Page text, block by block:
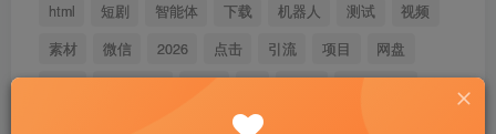
html 短剧 智能体 下载 机器人 测试
视频
素材
微信 2026 点击 引流 项目
网盘